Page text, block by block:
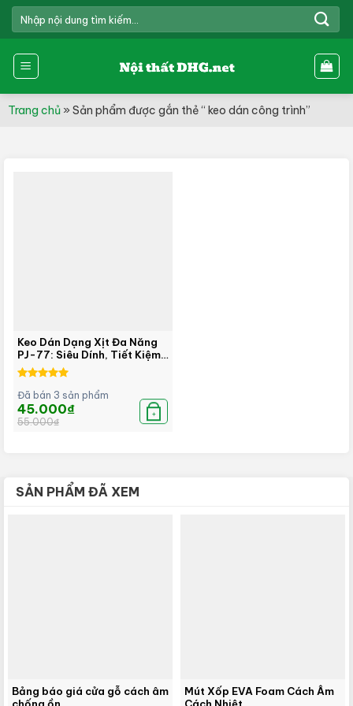
Skip
to
TÌM
KIẾM:
Trang chủ» Sản phẩm được gắn thẻ “ keo dán công trình”
Keo Dán Dạng Xịt Đa Năng
PJ-77: Siêu Dính, Tiết Kiệm,
Đa Năng!
Được xếp
hạng5.00
5 sao
Đã bán 3 sản phẩm
55.000₫
Giá
gốc
là:
45.000₫
Giá
hiện
tại
+
SẢN PHẨM ĐÃ XEM
Bảng báo giá cửa gỗ cách âm
chống ồn
Mút Xốp EVA Foam Cách Âm
Cách Nhiệt